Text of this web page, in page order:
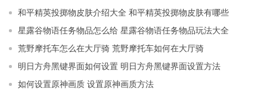
和平精英投掷物皮肤介绍大全 和平精英投掷物皮肤有哪些
星露谷物语任务物品怎么给 星露谷物语任务物品玩法大全
荒野摩托车怎么在大厅骑 荒野摩托车如何在大厅骑
明日方舟黑键界面如何设置 明日方舟黑键界面设置方法
如何设置原神画质 设置原神画质方法